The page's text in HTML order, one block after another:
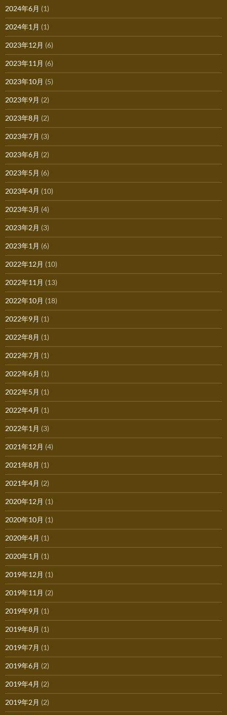
2024年6月 (1)
2024年1月 (1)
2023年12月 (6)
2023年11月 (6)
2023年10月 (5)
2023年9月 (2)
2023年8月 (2)
2023年7月 (3)
2023年6月 (2)
2023年5月 (6)
2023年4月 (10)
2023年3月 (4)
2023年2月 (3)
2023年1月 (6)
2022年12月 (10)
2022年11月 (13)
2022年10月 (18)
2022年9月 (1)
2022年8月 (1)
2022年7月 (1)
2022年6月 (1)
2022年5月 (1)
2022年4月 (1)
2022年1月 (3)
2021年12月 (4)
2021年8月 (1)
2021年4月 (2)
2020年12月 (1)
2020年10月 (1)
2020年4月 (1)
2020年1月 (1)
2019年12月 (1)
2019年11月 (2)
2019年9月 (1)
2019年8月 (1)
2019年7月 (1)
2019年6月 (2)
2019年4月 (2)
2019年2月 (2)